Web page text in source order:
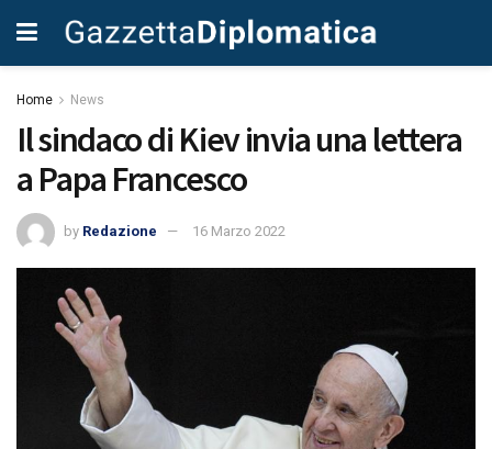
Home News
Il sindaco di Kiev invia una lettera
a Papa Francesco
by Redazione 16 Marzo 2022